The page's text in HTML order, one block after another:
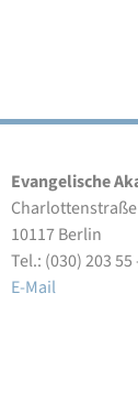
Evangelische
10117 Berlin
Tel.: (030) 203 55
E-Mail